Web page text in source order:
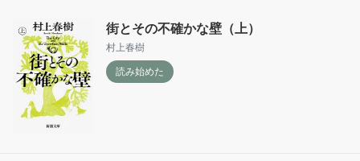
街とその不確かな壁（上）
村上春樹
読み始めた